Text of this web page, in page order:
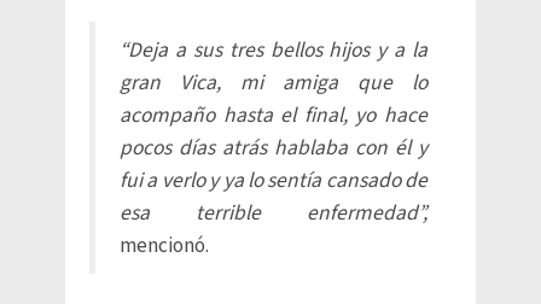
“Deja a sus tres bellos hijos y a la
gran Vica, mi amiga que lo
acompaño hasta el final, yo hace
pocos días atrás hablaba con él y
fui a verlo y ya lo sentía cansado de
esa terrible enfermedad”,
mencionó.